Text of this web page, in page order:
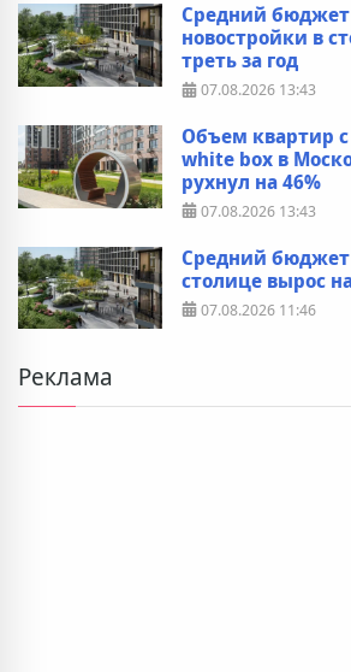
Средний
новостройки в
треть за год
07.08.2026 13:43
Объем квартир
white box в
рухнул на 46%
07.08.2026 13:43
Средний
столице вырос
07.08.2026 11:46
Реклама